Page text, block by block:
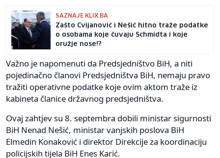
SAZNAJE KLIX.BA
Zašto Cvijanović i Nešić hitno traže podatke
o osobama koje čuvaju Schmidta i koje
oružje nose!?
Važno je napomenuti da Predsjedništvo BiH, a niti
pojedinačno članovi Predsjedništva BiH, nemaju pravo
tražiti operativne podatke koje ovim aktom traže iz
kabineta članice državnog predsjedništva.
Ovaj zahtjev su 8. septembra dobili ministar sigurnosti
BiH Nenad Nešić, ministar vanjskih poslova BiH
Elmedin Konaković i direktor Direkcije za koordinaciju
policijskih tijela BiH Enes Karić.